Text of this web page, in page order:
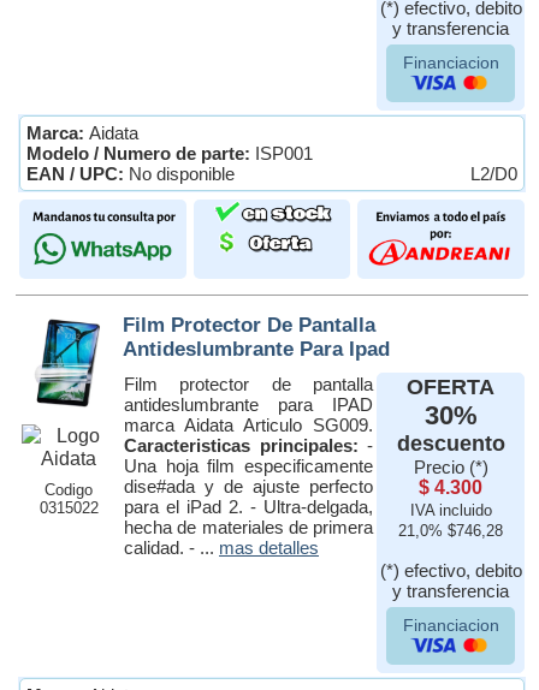
(*) efectivo, debito
y transferencia
Financiacion
Marca: Aidata
Modelo / Numero de parte: ISP001
EAN / UPC: No disponible L2/D0
Codigo
0315022
Film Protector De Pantalla
Antideslumbrante Para Ipad
Film protector de pantalla
antideslumbrante para IPAD
marca Aidata Articulo SG009.
Caracteristicas principales: -
Una hoja film especificamente
dise#ada y de ajuste perfecto
para el iPad 2. - Ultra-delgada,
hecha de materiales de primera
calidad. - ... mas detalles
OFERTA
30%
descuento
Precio (*)
$ 4.300
IVA incluido
21,0% $746,28
(*) efectivo, debito
y transferencia
Financiacion